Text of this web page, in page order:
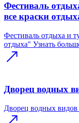
Фестиваль
все краски
Фестиваль отдыха и
отдыха" Узнать
Дворец водных
Дворец водных видов